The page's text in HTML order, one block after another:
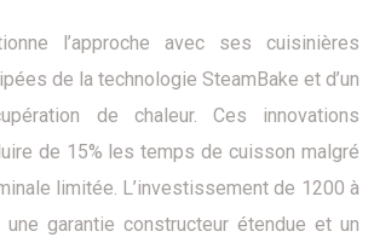
l’approche avec ses cuisinières
de la technologie SteamBake et d’un
de chaleur. Ces innovations
de 15% les temps de cuisson malgré
limitée. L’investissement de 1200 à
garantie constructeur étendue et un